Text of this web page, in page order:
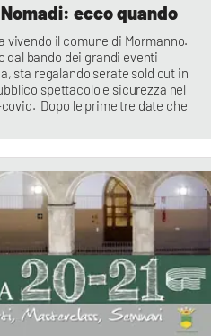
ecco quando
vivendo il comune di Mormanno.
dal bando dei grandi eventi
sta regalando serate sold out in
spettacolo e sicurezza nel
Dopo le prime tre date che